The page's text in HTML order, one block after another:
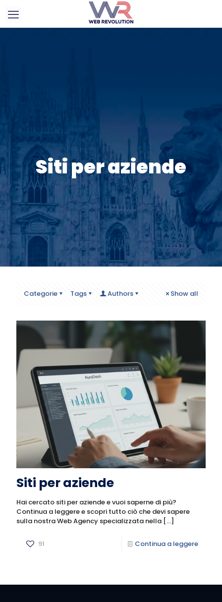
Siti per aziende
Categorie Tags Authors Show all
Siti per aziende
Hai cercato siti per aziende e vuoi saperne di più?
Continua a leggere e scopri tutto ciò che devi sapere
sulla nostra Web Agency specializzata nella […]
91 Continua a leggere